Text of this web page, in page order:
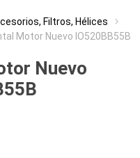
Filtros, Hélices
Motor Nuevo IO520BB55B
Nuevo